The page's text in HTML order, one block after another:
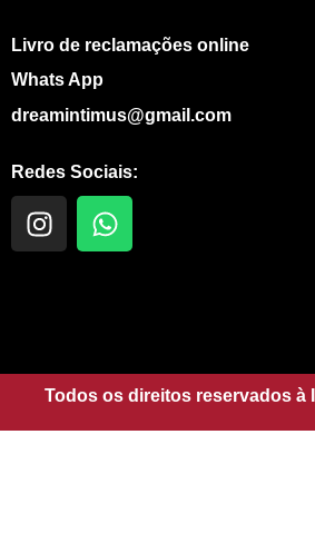
Livro de reclamações online
Whats App
dreamintimus@gmail.com
Redes Sociais:
I
n
r
a
m
W
h
p
p
Todos os direitos reservados à